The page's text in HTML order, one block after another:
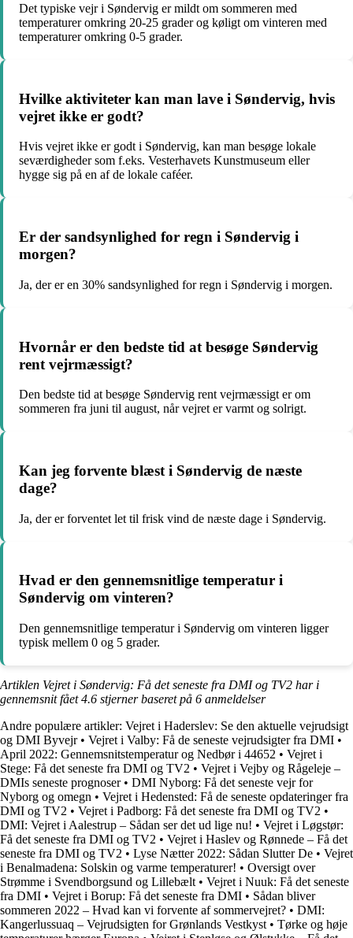
Det typiske vejr i Søndervig er mildt om sommeren med
temperaturer omkring 20-25 grader og køligt om vinteren med
temperaturer omkring 0-5 grader.
Hvilke aktiviteter kan man lave i Søndervig, hvis
vejret ikke er godt?
Hvis vejret ikke er godt i Søndervig, kan man besøge lokale
seværdigheder som f.eks. Vesterhavets Kunstmuseum eller
hygge sig på en af de lokale caféer.
Er der sandsynlighed for regn i Søndervig i
morgen?
Ja, der er en 30% sandsynlighed for regn i Søndervig i morgen.
Hvornår er den bedste tid at besøge Søndervig
rent vejrmæssigt?
Den bedste tid at besøge Søndervig rent vejrmæssigt er om
sommeren fra juni til august, når vejret er varmt og solrigt.
Kan jeg forvente blæst i Søndervig de næste
dage?
Ja, der er forventet let til frisk vind de næste dage i Søndervig.
Hvad er den gennemsnitlige temperatur i
Søndervig om vinteren?
Den gennemsnitlige temperatur i Søndervig om vinteren ligger
typisk mellem 0 og 5 grader.
Artiklen Vejret i Søndervig: Få det seneste fra DMI og TV2 har i
gennemsnit fået4.6 stjerner baseret på 6 anmeldelser
Andre populære artikler: Vejret i Haderslev: Se den aktuelle vejrudsigt
og DMI Byvejr• Vejret i Valby: Få de seneste vejrudsigter fra DMI •
April 2022: Gennemsnitstemperatur og Nedbør i 44652 • Vejret i
Stege: Få det seneste fra DMI og TV2 • Vejret i Vejby og Rågeleje –
DMIs seneste prognoser• DMI Nyborg: Få det seneste vejr for
Nyborg og omegn • Vejret i Hedensted: Få de seneste opdateringer fra
DMI og TV2 • Vejret i Padborg: Få det seneste fra DMI og TV2 •
DMI: Vejret i Aalestrup – Sådan ser det ud lige nu! • Vejret i Løgstør:
Få det seneste fra DMI og TV2 • Vejret i Haslev og Rønnede – Få det
seneste fra DMI og TV2 • Lyse Nætter 2022: Sådan Slutter De • Vejret
i Benalmadena: Solskin og varme temperaturer! • Oversigt over
Strømme i Svendborgsund og Lillebælt • Vejret i Nuuk: Få det seneste
fra DMI • Vejret i Borup: Få det seneste fra DMI • Sådan bliver
sommeren 2022 – Hvad kan vi forvente af sommervejret? • DMI:
Kangerlussuaq – Vejrudsigten for Grønlands Vestkyst • Tørke og høje